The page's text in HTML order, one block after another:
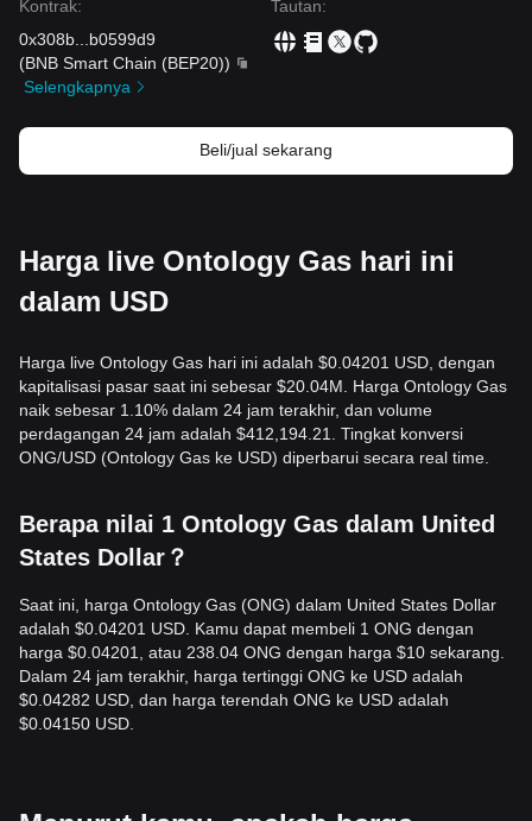
Kontrak:
0x308b
b0599d9
(BNB Smart Chain (BEP20))
Selengkapnya
Tautan:
Beli/jual sekarang
Harga live Ontology Gas hari ini
dalam USD
Harga live Ontology Gas hari ini adalah $0.04201 USD, dengan
kapitalisasi pasar saat ini sebesar $20.04M. Harga Ontology Gas
naik sebesar 1.10% dalam 24 jam terakhir, dan volume
perdagangan 24 jam adalah $412,194.21. Tingkat konversi
ONG/USD (Ontology Gas ke USD) diperbarui secara real time.
Berapa nilai 1 Ontology Gas dalam United
States Dollar？
Saat ini, harga Ontology Gas (ONG) dalam United States Dollar
adalah $0.04201 USD. Kamu dapat membeli 1 ONG dengan
harga $0.04201, atau 238.04 ONG dengan harga $10 sekarang.
Dalam 24 jam terakhir, harga tertinggi ONG ke USD adalah
$0.04282 USD, dan harga terendah ONG ke USD adalah
$0.04150 USD.